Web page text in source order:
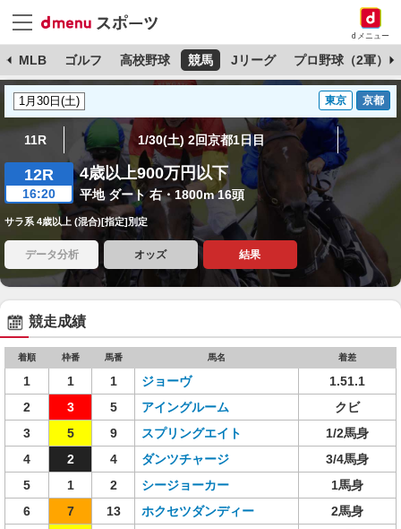
dメニュー
MLB ゴルフ 高校野球 競馬 Jリーグ プロ野球（2軍）
東京 京都
11R 1/30(土) 2回京都1日目
12R
16:20
4歳以上900万円以下
平地 ダート 右・1800m 16頭
サラ系 4歳以上 (混合)[指定]別定
データ分析 オッズ 結果
競走成績
着順 枠番 馬番 馬名 着差
1 1 1 ジョーヴ
1.51.1
2
3 5 アイングルーム
クビ
3
5 9 スプリングエイト
1/2馬身
4
2 4 ダンツチャージ
3/4馬身
5
1 2 シージョーカー
1馬身
6
7 13 ホクセツダンディー
2馬身